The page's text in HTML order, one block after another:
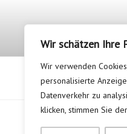
Wir schätzen Ihre
Wir verwenden
personalisierte
Datenverkehr zu
klicken, stimmen Sie